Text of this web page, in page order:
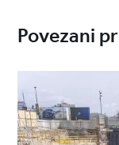
Povezani
Project
image